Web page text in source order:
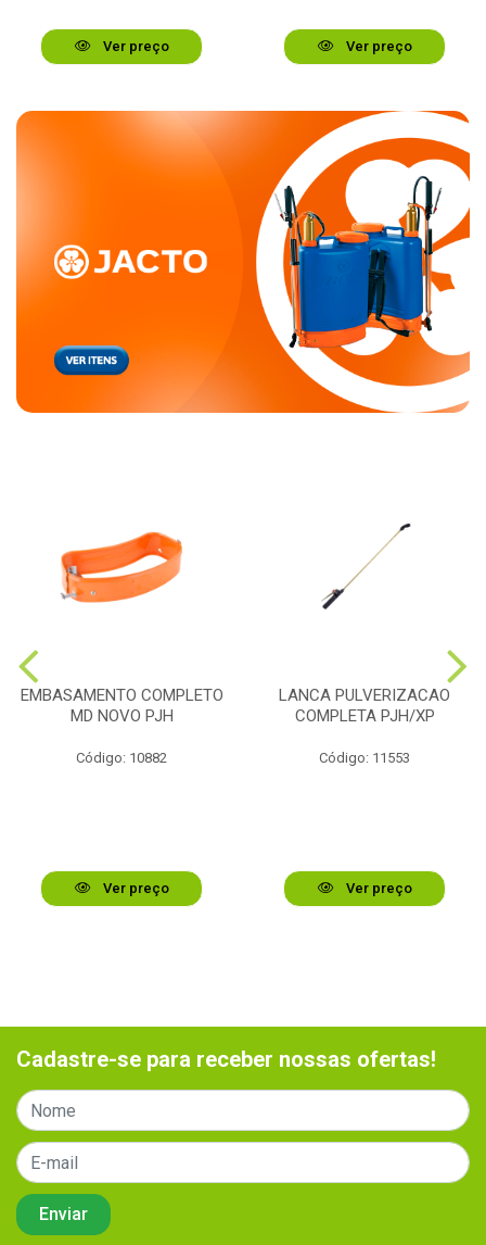
Ver preço Ver preço
EMBASAMENTO COMPLETO
MD NOVO PJH
Código: 10882
Ver preço
LANCA PULVERIZACAO
COMPLETA PJH/XP
Código: 11553
Ver preço
Cadastre-se para receber nossas ofertas!